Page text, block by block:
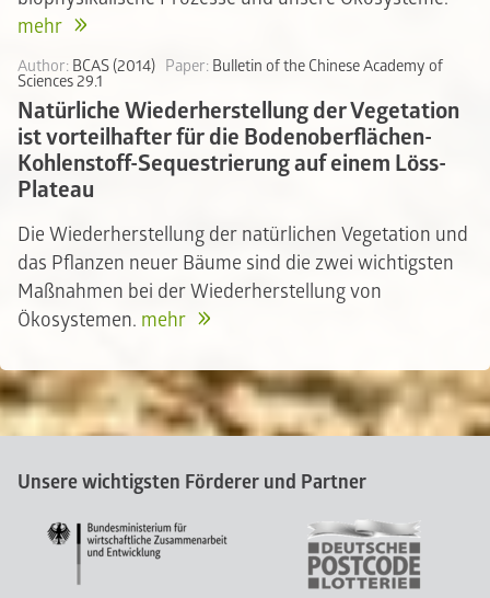
mehr
Author: BCAS (2014) Paper: Bulletin of the Chinese Academy of
Sciences 29.1
Natürliche Wiederherstellung der Vegetation
ist vorteilhafter für die Bodenoberflächen-
Kohlenstoff-Sequestrierung auf einem Löss-
Plateau
Die Wiederherstellung der natürlichen Vegetation und
das Pflanzen neuer Bäume sind die zwei wichtigsten
Maßnahmen bei der Wiederherstellung von
Ökosystemen. mehr
Unsere wichtigsten Förderer und Partner